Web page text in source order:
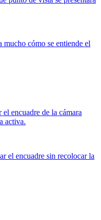
cómo se entiende el
encuadre de la cámara
activa.
el encuadre sin recolocar la